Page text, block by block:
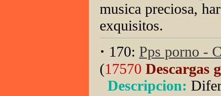
musica preciosa,
exquisitos.
· 170: Pps porno -
(17570 Descargas
Descripcion: